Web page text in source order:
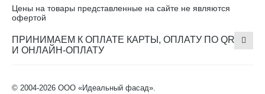
Цены на товары представленные на сайте не являются
офертой
ПРИНИМАЕМ К ОПЛАТЕ КАРТЫ, ОПЛАТУ ПО QR
И ОНЛАЙН-ОПЛАТУ
© 2004-2026 ООО «Идеальный фасад».